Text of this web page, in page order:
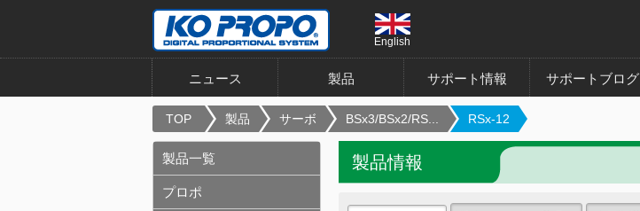
English
ニュース 製品 サポート情報 サポートブログ
TOP 製品 サーボ BSx3/BSx2/RS... RSx-12
製品情報
製品一覧
プロポ